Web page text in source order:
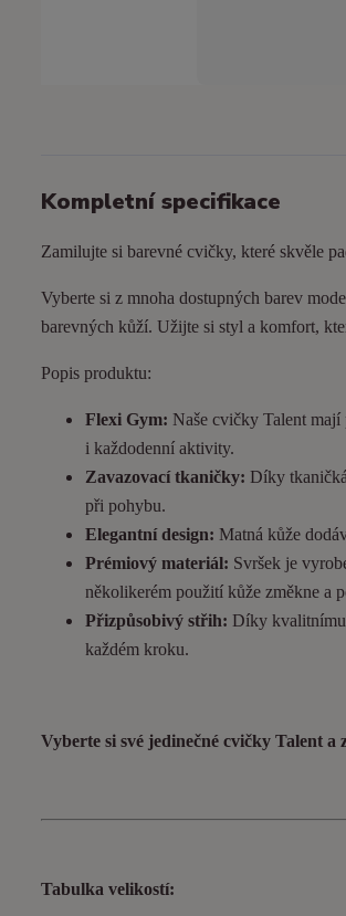
Kompletní specifikace
Zamilujte si barevné cvičky, které skvěle
Vyberte si z mnoha dostupných barev
barevných kůží. Užijte si styl a komfort,
Popis produktu:
Flexi Gym: Naše cvičky Talent
i každodenní aktivity.
Zavazovací tkaničky: Díky
při pohybu.
Elegantní design: Matná kůže
Prémiový materiál: Svršek je
několikerém použití kůže změkne a
Přizpůsobivý střih: Díky kvalitnímu
každém kroku.
Vyberte si své jedinečné cvičky Talent
Tabulka velikostí: